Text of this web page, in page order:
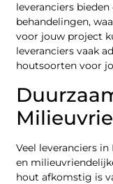
leveranciers
behandelingen,
voor jouw project
leveranciers vaak
houtsoorten voor
Veel leveranciers
en
hout afkomstig is